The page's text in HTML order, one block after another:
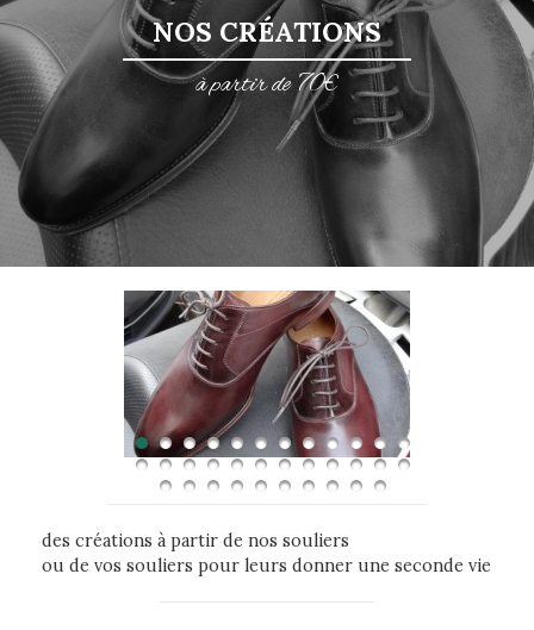
NOS CRÉATIONS
à partir de 70€
des créations à partir de nos souliers
ou de vos souliers pour leurs donner une seconde vie